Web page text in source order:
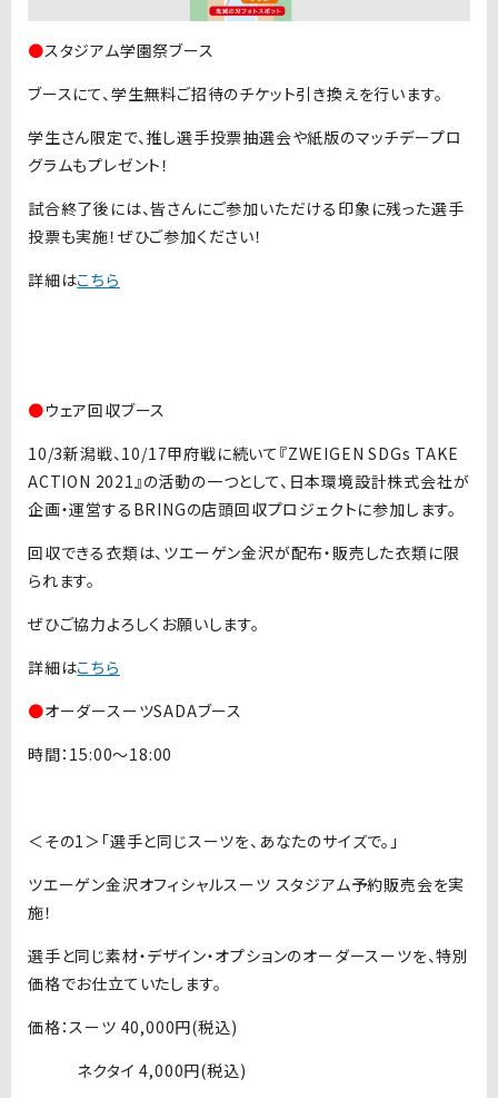
●スタジアム学園祭ブース
ブースにて、学生無料ご招待のチケット引き換えを行います。
学生さん限定で、推し選手投票抽選会や紙版のマッチデープロ
グラムもプレゼント！
試合終了後には、皆さんにご参加いただける印象に残った選手
投票も実施！ぜひご参加ください！
詳細はこちら
●ウェア回収ブース
10/3新潟戦、10/17甲府戦に続いて『ZWEIGEN SDGs TAKE
ACTION 2021』の活動の一つとして、日本環境設計株式会社が
企画・運営するBRINGの店頭回収プロジェクトに参加します。
回収できる衣類は、ツエーゲン金沢が配布・販売した衣類に限
られます。
ぜひご協力よろしくお願いします。
詳細はこちら
●オーダースーツSADAブース
時間：15:00〜18:00
＜その1＞「選手と同じスーツを、あなたのサイズで。」
ツエーゲン金沢オフィシャルスーツ スタジアム予約販売会を実
施！
選手と同じ素材・デザイン・オプションのオーダースーツを、特別
価格でお仕立ていたします。
価格：スーツ 40,000円(税込)
ネクタイ 4,000円(税込)